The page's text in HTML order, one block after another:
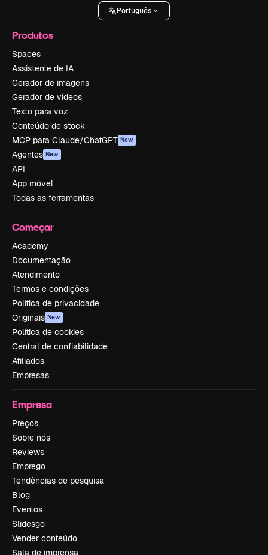
Português
Produtos
Spaces
Assistente de IA
Gerador de imagens
Gerador de vídeos
Texto para voz
Conteúdo de stock
MCP para Claude/ChatGPT New
Agentes New
API
App móvel
Todas as ferramentas
Começar
Academy
Documentação
Atendimento
Termos e condições
Política de privacidade
Originais New
Política de cookies
Central de confiabilidade
Afiliados
Empresas
Empresa
Preços
Sobre nós
Reviews
Emprego
Tendências de pesquisa
Blog
Eventos
Slidesgo
Vender conteúdo
Sala de imprensa